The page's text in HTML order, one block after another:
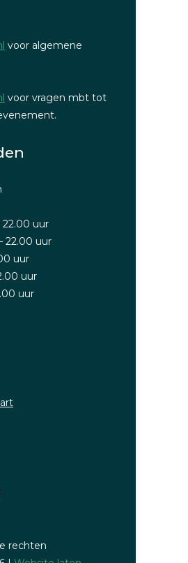
voor algemene
voor vragen mbt tot
22.00 uur
22.00 uur
uur
uur
uur
rechten